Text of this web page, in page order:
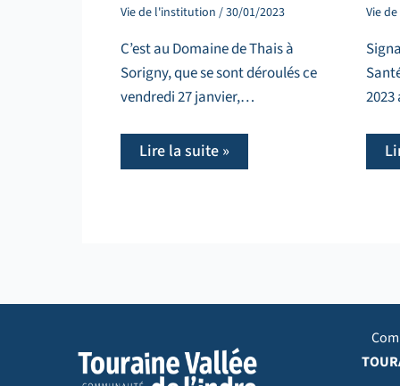
Vie de l'institution /30/01/2023
C’est au Domaine de Thais à
Sorigny, que se sont déroulés ce
vendredi 27 janvier,…
Lire la suite »
Vie